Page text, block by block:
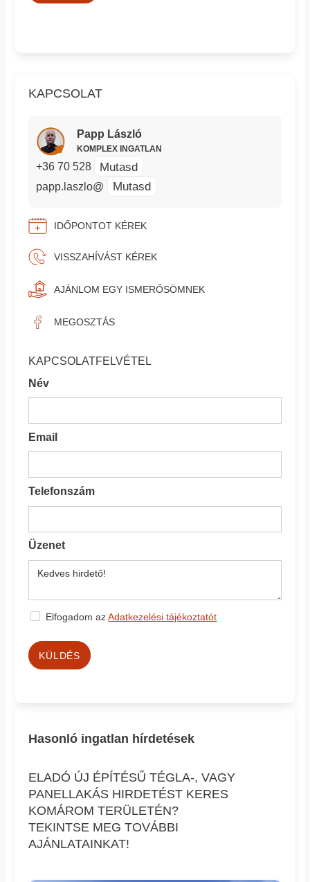
KAPCSOLAT
Papp László
KOMPLEX INGATLAN
+36 70 528 Mutasd
papp.laszlo@ Mutasd
IDŐPONTOT KÉREK
VISSZAHÍVÁST KÉREK
AJÁNLOM EGY ISMERŐSÖMNEK
MEGOSZTÁS
KAPCSOLATFELVÉTEL
Név
Email
Telefonszám
Üzenet
Elfogadom azAdatkezelési tájékoztatót
KÜLDÉS
Hasonló ingatlan hírdetések
ELADÓ ÚJ ÉPÍTÉSŰ TÉGLA-, VAGY
PANELLAKÁS HIRDETÉST KERES
KOMÁROM TERÜLETÉN?
TEKINTSE MEG TOVÁBBI
AJÁNLATAINKAT!